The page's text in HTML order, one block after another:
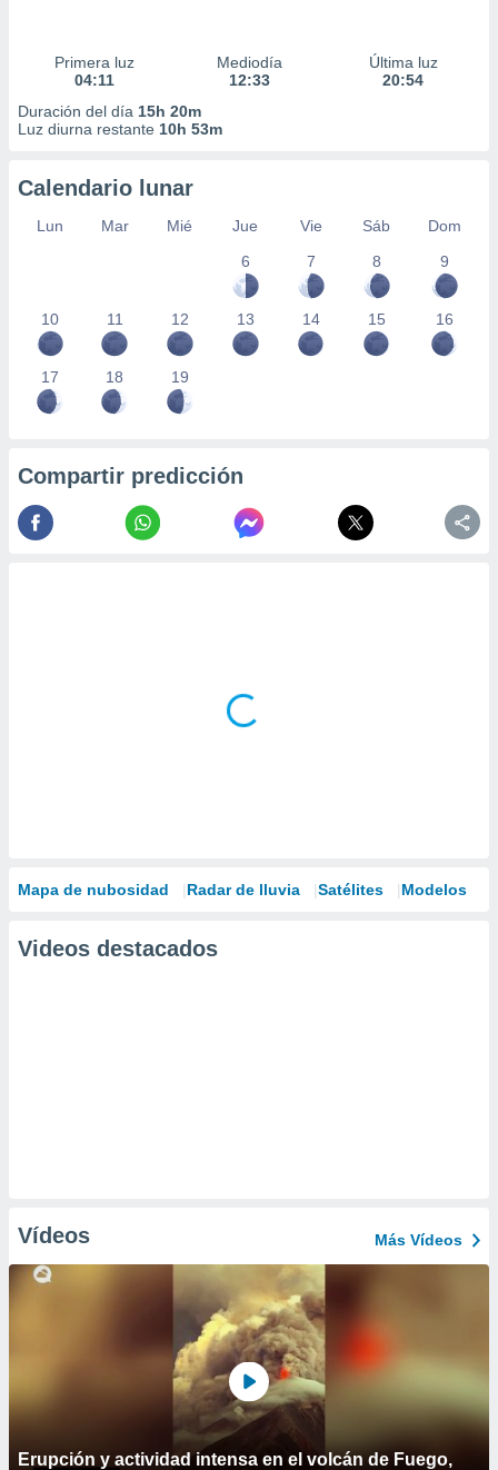
Primera luz
04:11
Mediodía
12:33
Última luz
20:54
Duración del día 15h 20m
Luz diurna restante 10h 53m
Calendario lunar
Lun Mar Mié Jue Vie Sáb
Dom
6
7 8 9
10 11 12 13 14 15 16
17 18 19
Compartir predicción
Mapa de nubosidad Radar de lluvia Satélites Modelos
Videos destacados
Vídeos Más Vídeos
Erupción y actividad intensa en el volcán de Fuego,